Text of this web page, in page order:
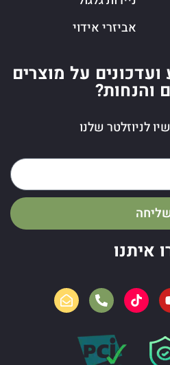
אביזרי אידוי
על מוצרים
והנחות?
לניוזלטר שלנו
איתנו